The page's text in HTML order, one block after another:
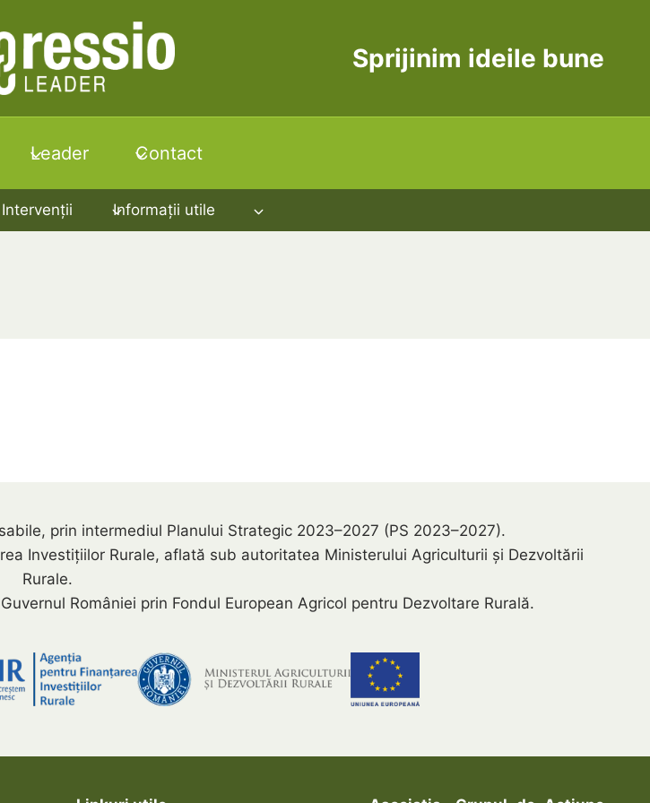
Sprijinim ideile bune
Leader Contact
Intervenții Informații utile
prin intermediul Planului Strategic 2023–2027 (PS 2023–2027).
Investițiilor Rurale, aflată sub autoritatea Ministerului Agriculturii și Dezvoltării
Rurale.
României prin Fondul European Agricol pentru Dezvoltare Rurală.